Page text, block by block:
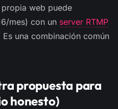
web puede
mes) con un server RTMP
una combinación común
propuesta para
honesto)